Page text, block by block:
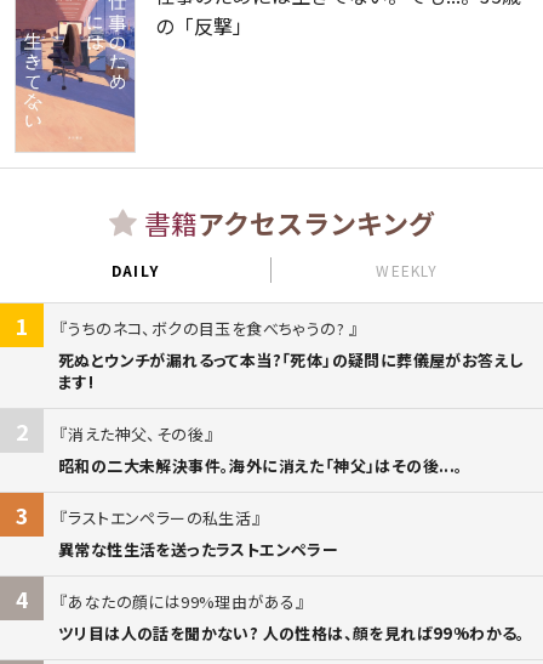
の「反撃」
書籍アクセスランキング
DAILY WEEKLY
1
うちのネコ、ボクの目玉を食べちゃうの?
死ぬとウンチが漏れるって本当?「死体」の疑問に葬儀屋がお答えし
ます!
2
消えた神父、その後
昭和の二大未解決事件。海外に消えた「神父」はその後...。
3
ラストエンペラーの私生活
異常な性生活を送ったラストエンペラー
4
あなたの顔には99%理由がある
ツリ目は人の話を聞かない? 人の性格は、顔を見れば99%わかる。